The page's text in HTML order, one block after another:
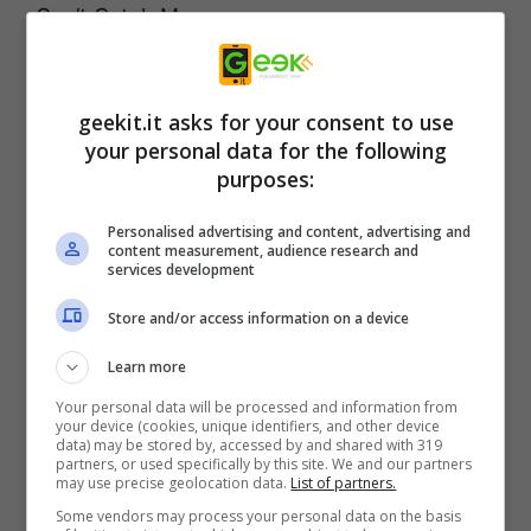
Can’t Catch Me
Fade into Darkness
For a Better Day
Friend of Mine
Heaven
Hey Brother
I Could Be The One
Lay Me Down
Levels
Lonely Together
Pure Grinding
Sunset Jesus
geekit.it asks for your consent to use
your personal data for the following
purposes:
Personalised advertising and content, advertising and
content measurement, audience research and
services development
Store and/or access information on a device
Learn more
Your personal data will be processed and information from
your device (cookies, unique identifiers, and other device
data) may be stored by, accessed by and shared with 319
partners, or used specifically by this site. We and our partners
may use precise geolocation data. List of partners.
Some vendors may process your personal data on the basis